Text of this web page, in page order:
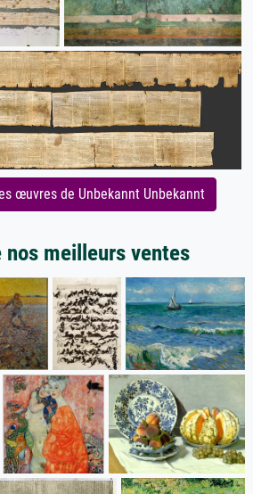
œuvres de Unbekannt Unbekannt
nos meilleurs ventes